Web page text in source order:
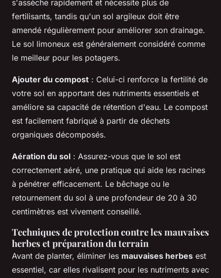
s'assèche rapidement et nécessite plus de
fertilisants, tandis qu'un sol argileux doit être
amendé régulièrement pour améliorer son drainage.
Le sol limoneux est généralement considéré comme
le meilleur pour les potagers.
Ajouter du compost : Celui-ci renforce la fertilité de
votre sol en apportant des nutriments essentiels et
améliore sa capacité de rétention d'eau. Le compost
est facilement fabriqué à partir de déchets
organiques décomposés.
Aération du sol : Assurez-vous que le sol est
correctement aéré, une pratique qui aide les racines
à pénétrer efficacement. Le bêchage ou le
retournement du sol à une profondeur de 20 à 30
centimètres est vivement conseillé.
Techniques de protection contre les mauvaises
herbes et préparation du terrain
Avant de planter, éliminer les mauvaises herbes est
essentiel, car elles rivalisent pour les nutriments avec